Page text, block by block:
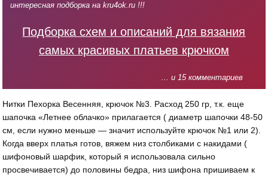
интересная подборка на kru4ok.ru !!!
Подборка схем и описаний для вязания
самых красивых платьев крючком
... и 15 комментариев
Нитки Пехорка Весенняя, крючок №3. Расход 250 гр, т.к. еще
шапочка «Летнее облачко» прилагается ( диаметр шапочки 48-50
см, если нужно меньше — значит используйте крючок №1 или 2).
Когда вверх платья готов, вяжем низ столбиками с накидами (
шифоновый шарфик, который я использовала сильно
просвечивается) до половины бедра, низ шифона пришиваем к